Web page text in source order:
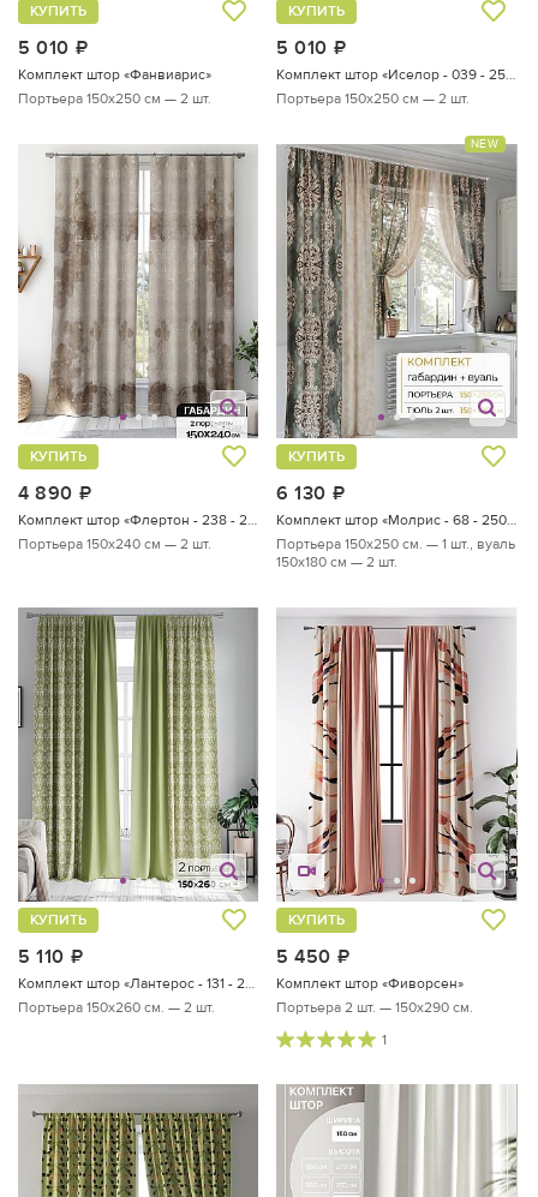
5 010
КУПИТЬ
Комплект штор «Фанвиарис»
Портьера 150х250 см — 2 шт.
5 010
КУПИТЬ
Портьера 150х250 см — 2 шт.
4 890
КУПИТЬ
Комплект штор «Флертон - 238 - 240 см»
Портьера 150х240 см — 2 шт.
NEW
6 130
КУПИТЬ
Комплект штор «Молрис - 68 - 250 см»
Портьера 150х250 см. — 1 шт., вуаль
150х180 см — 2 шт.
5 110
КУПИТЬ
Комплект штор «Лантерос - 131 - 260 см»
Портьера 150х260 см. — 2 шт.
5 450
КУПИТЬ
Комплект штор «Фиворсен»
Портьера 2 шт. — 150х290 см.
1